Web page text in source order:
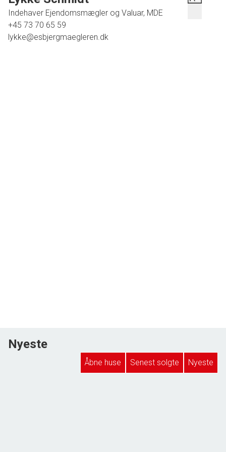
Indehaver Ejendomsmægler og Valuar, MDE
+45 73 70 65 59
lykke@esbjergmaegleren.dk
Nyeste
Åbne huse Senest solgte Nyeste